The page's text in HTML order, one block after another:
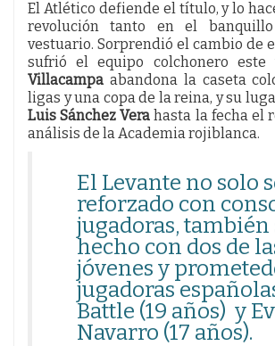
El Atlético defiende el título, y lo
revolución tanto en el
vestuario. Sorprendió el cambio de
sufrió el equipo colchonero este
Villacampa abandona la caseta
ligas y una copa de la reina, y su
Luis Sánchez Vera hasta la fecha el
análisis de la Academia rojiblanca.
El Levante no solo
reforzado con
jugadoras, también
hecho con dos de
jóvenes y
jugadoras
Battle (19 años) y
Navarro (17 años).